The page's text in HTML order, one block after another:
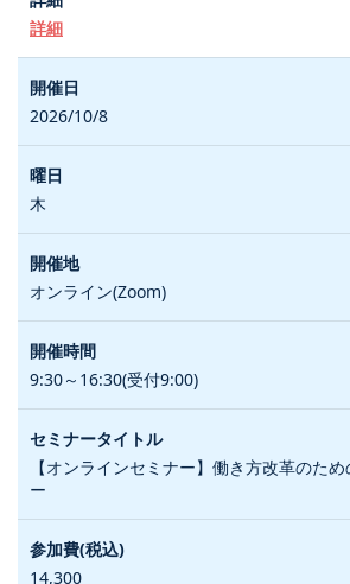
詳細
2026/10/8
木
オンライン(Zoom)
9:30～16:30(受付9:00)
【オンラインセミナー】働き方改革のた
ー
14,300